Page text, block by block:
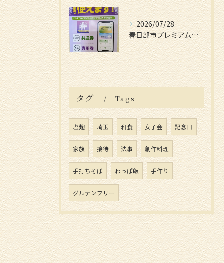
2026/07/28
春日部市プレミアム付電子商品券📱
タグ Tags
塩麹 埼玉 和食 女子会 記念日
家族 接待 法事 創作料理
手打ちそば わっぱ飯 手作り
グルテンフリー